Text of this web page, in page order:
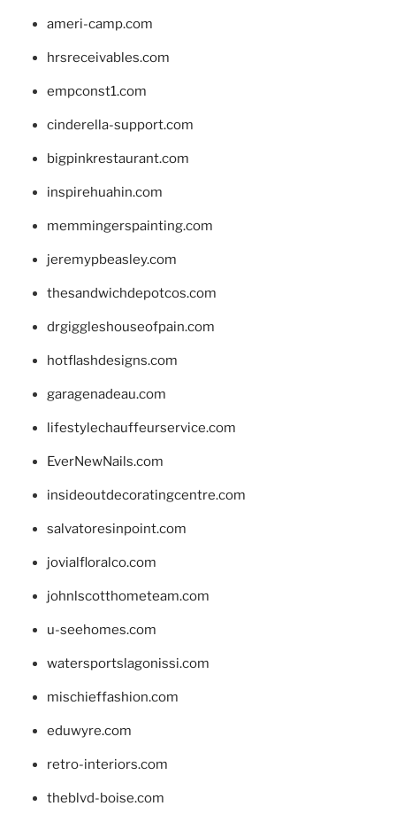
ameri-camp.com
hrsreceivables.com
empconst1.com
cinderella-support.com
bigpinkrestaurant.com
inspirehuahin.com
memmingerspainting.com
jeremypbeasley.com
thesandwichdepotcos.com
drgiggleshouseofpain.com
hotflashdesigns.com
garagenadeau.com
lifestylechauffeurservice.com
EverNewNails.com
insideoutdecoratingcentre.com
salvatoresinpoint.com
jovialfloralco.com
johnlscotthometeam.com
u-seehomes.com
watersportslagonissi.com
mischieffashion.com
eduwyre.com
retro-interiors.com
theblvd-boise.com